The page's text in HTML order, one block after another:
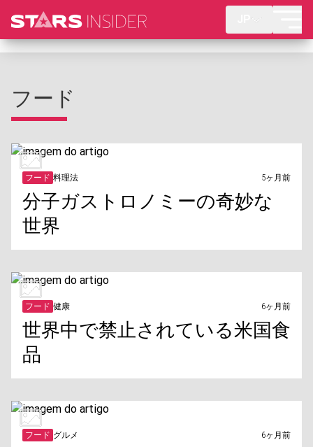
フード
フード 料理法 5ヶ月前
分子ガストロノミーの奇妙な
世界
フード 健康 6ヶ月前
世界中で禁止されている米国食
品
フード グルメ 6ヶ月前